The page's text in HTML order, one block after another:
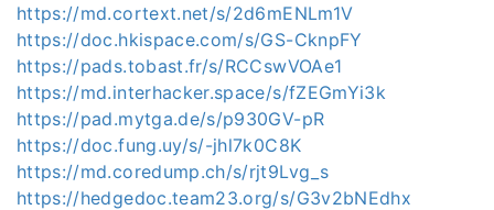
https://md.cortext.net/s/2d6mENLm1V
https://doc.hkispace.com/s/GS-CknpFY
https://pads.tobast.fr/s/RCCswVOAe1
https://md.interhacker.space/s/fZEGmYi3k
https://pad.mytga.de/s/p930GV-pR
https://doc.fung.uy/s/-jhl7k0C8K
https://md.coredump.ch/s/rjt9Lvg_s
https://hedgedoc.team23.org/s/G3v2bNEdhx